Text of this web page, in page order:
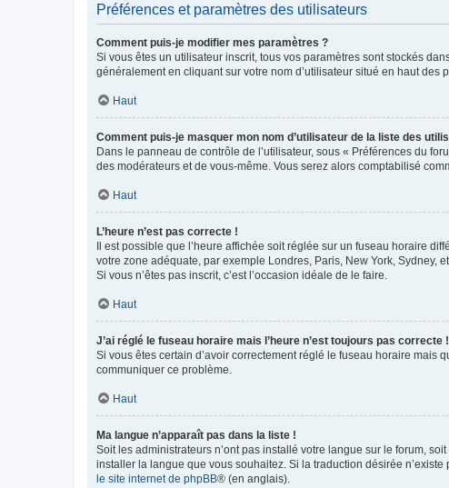
Préférences et paramètres des utilisateurs
Comment puis-je modifier mes paramètres ?
Si vous êtes un utilisateur inscrit, tous vos paramètres sont stockés
généralement en cliquant sur votre nom d’utilisateur situé en haut des
Haut
Comment puis-je masquer mon nom d’utilisateur de la liste des
Dans le panneau de contrôle de l’utilisateur, sous « Préférences du
des modérateurs et de vous-même. Vous serez alors comptabilisé
Haut
L’heure n’est pas correcte !
Il est possible que l’heure affichée soit réglée sur un fuseau horaire
votre zone adéquate, par exemple Londres, Paris, New York, Sydney,
Si vous n’êtes pas inscrit, c’est l’occasion idéale de le faire.
Haut
J’ai réglé le fuseau horaire mais l’heure n’est toujours pas correcte !
Si vous êtes certain d’avoir correctement réglé le fuseau horaire mais
communiquer ce problème.
Haut
Ma langue n’apparaît pas dans la liste !
Soit les administrateurs n’ont pas installé votre langue sur le forum,
installer la langue que vous souhaitez. Si la traduction désirée
le site internet de phpBB® (en anglais).